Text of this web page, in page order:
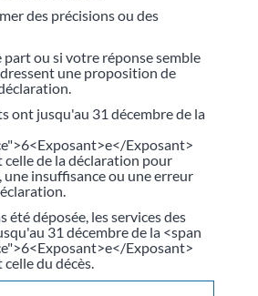
des précisions ou des
part ou si votre réponse semble
une proposition de
ont jusqu'au 31 décembre de la
Exposant>
de la déclaration pour
insuffisance ou une erreur
été déposée, les services des
31 décembre de la <span
Exposant>
du décès.